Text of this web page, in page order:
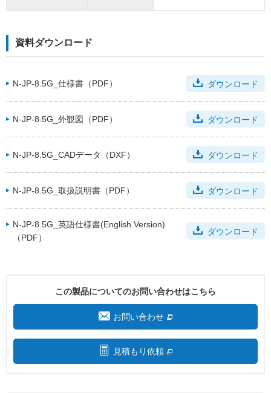
資料ダウンロード
N-JP-8.5G_仕様書（PDF） ダウンロード
N-JP-8.5G_外観図（PDF） ダウンロード
N-JP-8.5G_CADデータ（DXF） ダウンロード
N-JP-8.5G_取扱説明書（PDF） ダウンロード
N-JP-8.5G_英語仕様書(English Version)
（PDF）
ダウンロード
この製品についてのお問い合わせはこちら
お問い合わせ
見積もり依頼